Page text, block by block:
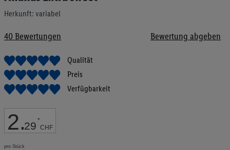
Herkunft: variabel
40Bewertungen Bewertung abgeben
Qualität
Preis
Verfügbarkeit
2.29 *
CHF
pro Stück
springen